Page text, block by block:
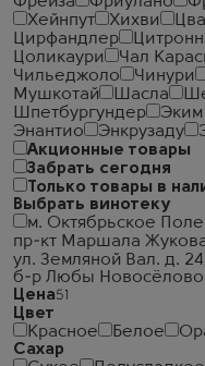
Хейнпут
Хихви
Цирфандлер
Цоликаури
Чал
Чильеджоло
Чинури
Мушкотай
Шасла
Шпетбургундер
Эким
Энантио
Энкрузаду
Акционные товары
Забрать сегодня
Только товары в
Выбрать винотеку
м. Октябрьское Поле
пр-кт Маршала
ул. Земляной Вал. д. 24/
б-р Любы
Цена
Цвет
Красное
Белое
Сахар